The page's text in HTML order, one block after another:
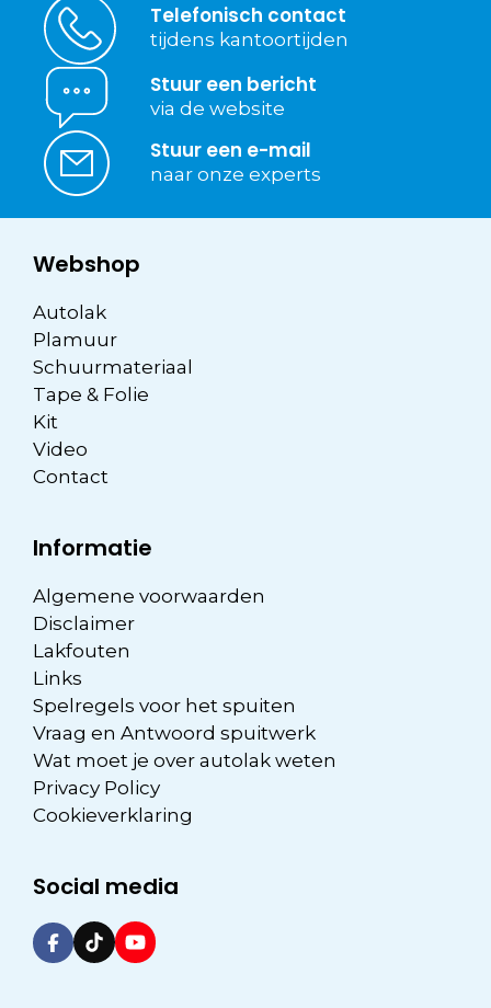
Telefonisch contact
tijdens kantoortijden
Stuur een bericht
via de website
Stuur een e-mail
naar onze experts
Webshop
Autolak
Plamuur
Schuurmateriaal
Tape & Folie
Kit
Video
Contact
Informatie
Algemene voorwaarden
Disclaimer
Lakfouten
Links
Spelregels voor het spuiten
Vraag en Antwoord spuitwerk
Wat moet je over autolak weten
Privacy Policy
Cookieverklaring
Social media